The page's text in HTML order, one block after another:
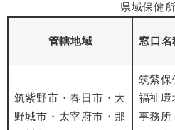
県域保健
管轄地域 窓口名
筑紫野市・春日市・大
野城市・太宰府市・那
筑紫保
福祉環
事務所